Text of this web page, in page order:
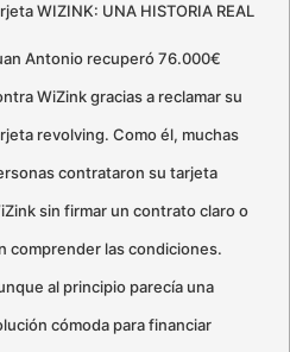
WIZINK: UNA HISTORIA REAL
Antonio recuperó 76.000€
WiZink gracias a reclamar su
revolving. Como él, muchas
contrataron su tarjeta
sin firmar un contrato claro o
comprender las condiciones.
al principio parecía una
cómoda para financiar